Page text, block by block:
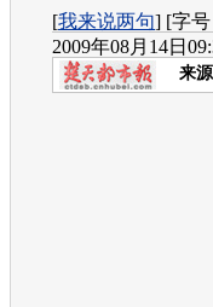
[我来说两句] [字号
2009年08月14日
来源